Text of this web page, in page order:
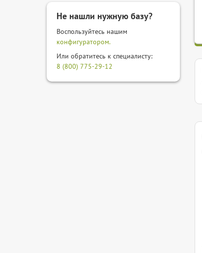
Не нашли нужную базу?
Воспользуйтесь нашим
конфигуратором.
Или обратитесь к специалисту:
8 (800) 775-29-12